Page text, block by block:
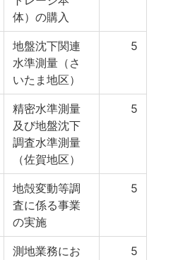
体）の購入
地盤沈下関連
水準測量（さ
いたま地区）
5
精密水準測量
及び地盤沈下
調査水準測量
（佐賀地区）
5
地殻変動等調
査に係る事業
の実施
5
測地業務にお
5